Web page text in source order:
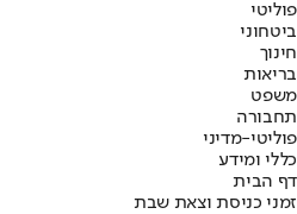
פוליטי
ביטחוני
חינוך
בריאות
משפט
תחבורה
פוליטי-מדיני
כללי ומידע
דף הבית
זמני כניסת וצאת שבת